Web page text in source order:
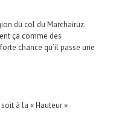
du col du Marchairuz.
ça comme des
chance qu’il passe une
à la « Hauteur »